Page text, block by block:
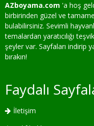
AZboyama.com 'a hoş
birbirinden güzel ve
bulabilirsiniz. Sevimli
temalardan yaratıcılığı
şeyler var. Sayfaları indirip
bırakın!
Faydalı
İletişim